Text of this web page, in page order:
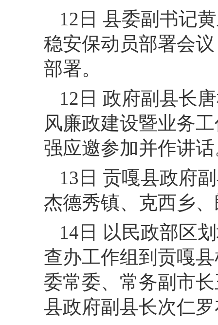
12日 县委副书记
稳安保动员部署会
部署。
12日 政府副县长
风廉政建设暨业务
强应邀参加并作讲
13日 贡嘎县政府
杰德秀镇、克西乡
14日 以民政部区
查办工作组到贡嘎
委常委、常务副市
县政府副县长次仁